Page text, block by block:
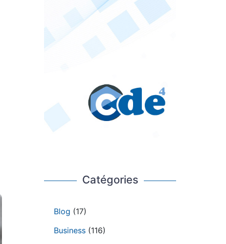
Catégories
Blog (17)
Business (116)